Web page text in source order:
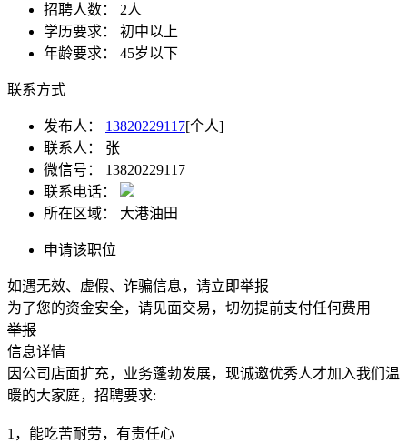
招聘人数：
2人
学历要求：
初中以上
年龄要求：
45岁以下
联系方式
发布人： 13820229117[个人]
联系人：
张
微信号：
13820229117
联系电话：
所在区域：
大港油田
申请该职位
如遇无效、虚假、诈骗信息，请立即举报
为了您的资金安全，请见面交易，切勿提前支付任何费用
举报
信息详情
因公司店面扩充，业务蓬勃发展，现诚邀优秀人才加入我们温
暖的大家庭，招聘要求:
1，能吃苦耐劳，有责任心